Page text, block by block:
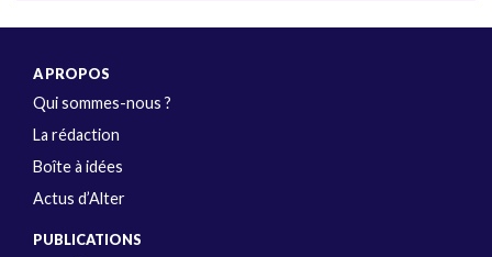
A PROPOS
Qui sommes-nous ?
La rédaction
Boîte à idées
Actus d’Alter
PUBLICATIONS